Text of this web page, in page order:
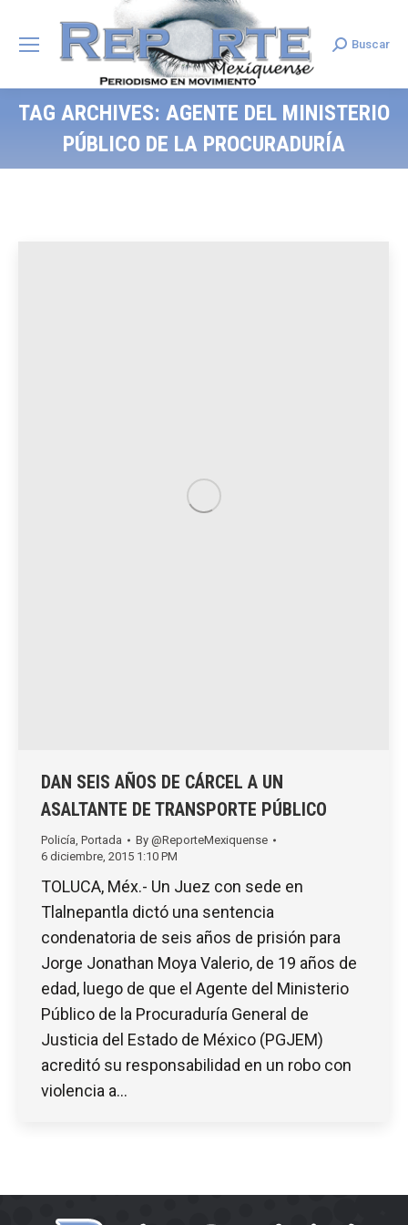
Search:
Buscar
TAG ARCHIVES: AGENTE DEL MINISTERIO
PÚBLICO DE LA PROCURADURÍA
DAN SEIS AÑOS DE CÁRCEL A UN
ASALTANTE DE TRANSPORTE PÚBLICO
Policía, Portada By @ReporteMexiquense
6 diciembre, 2015 1:10 PM
TOLUCA, Méx.- Un Juez con sede en
Tlalnepantla dictó una sentencia
condenatoria de seis años de prisión para
Jorge Jonathan Moya Valerio, de 19 años de
edad, luego de que el Agente del Ministerio
Público de la Procuraduría General de
Justicia del Estado de México (PGJEM)
acreditó su responsabilidad en un robo con
violencia a…